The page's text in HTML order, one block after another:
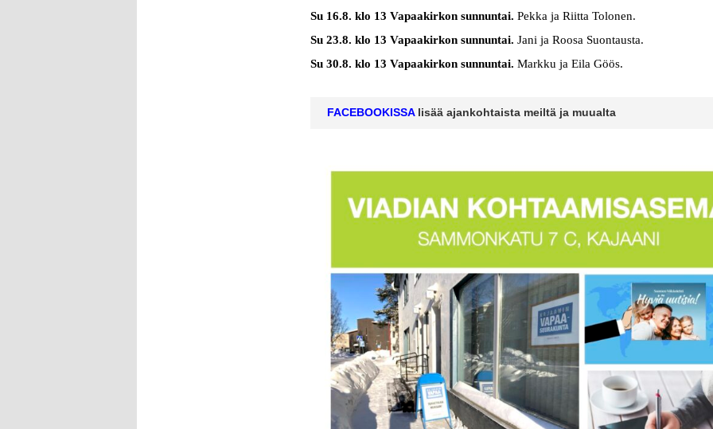
Su 16.8. klo 13 Vapaakirkon sunnuntai. Pekka ja Riitta Tolonen.
Su 23.8. klo 13 Vapaakirkon sunnuntai. Jani ja Roosa Suontausta.
Su 30.8. klo 13 Vapaakirkon sunnuntai. Markku ja Eila Göös.
FACEBOOKISSA lisää ajankohtaista meiltä ja muualta